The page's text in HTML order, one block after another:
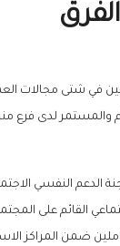
في شتى مجالات
والمستمر لدى فرع
الدعم النفسي
القائم على
ضمن المراكز